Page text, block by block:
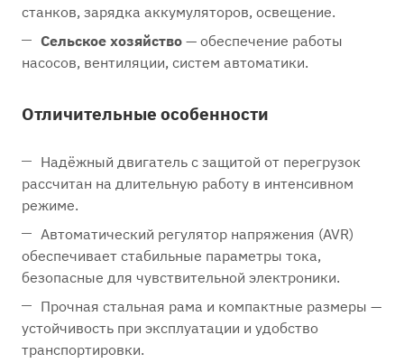
станков, зарядка аккумуляторов, освещение.
Сельское хозяйство — обеспечение работы
насосов, вентиляции, систем автоматики.
Отличительные особенности
Надёжный двигатель с защитой от перегрузок
рассчитан на длительную работу в интенсивном
режиме.
Автоматический регулятор напряжения (AVR)
обеспечивает стабильные параметры тока,
безопасные для чувствительной электроники.
Прочная стальная рама и компактные размеры —
устойчивость при эксплуатации и удобство
транспортировки.